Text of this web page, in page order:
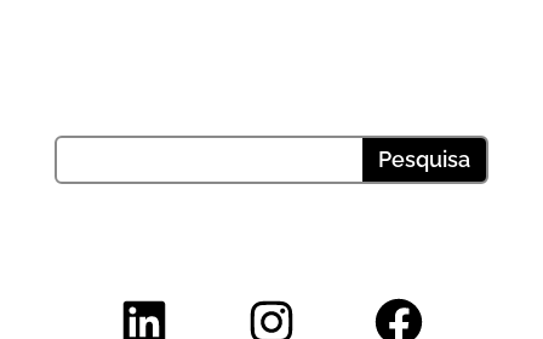
LinkedIn InstagramFacebook